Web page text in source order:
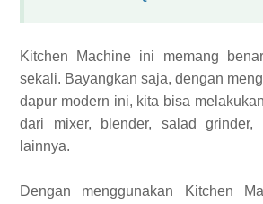
Kitchen Machine ini memang
sekali. Bayangkan saja, dengan
dapur modern ini, kita bisa
dari mixer, blender, salad grinder,
lainnya.
Dengan menggunakan Kitchen